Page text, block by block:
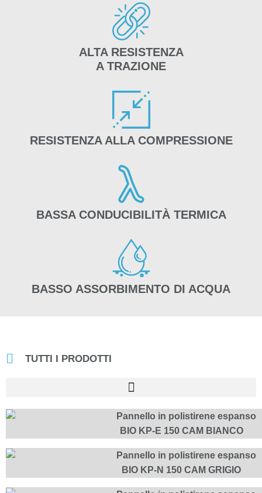
ALTA RESISTENZA
A TRAZIONE
RESISTENZA ALLA COMPRESSIONE
BASSA CONDUCIBILITÀ TERMICA
BASSO ASSORBIMENTO DI ACQUA
TUTTI I PRODOTTI
BIO KP-E 150 CAM BIANCO
BIO KP-N 150 CAM GRIGIO